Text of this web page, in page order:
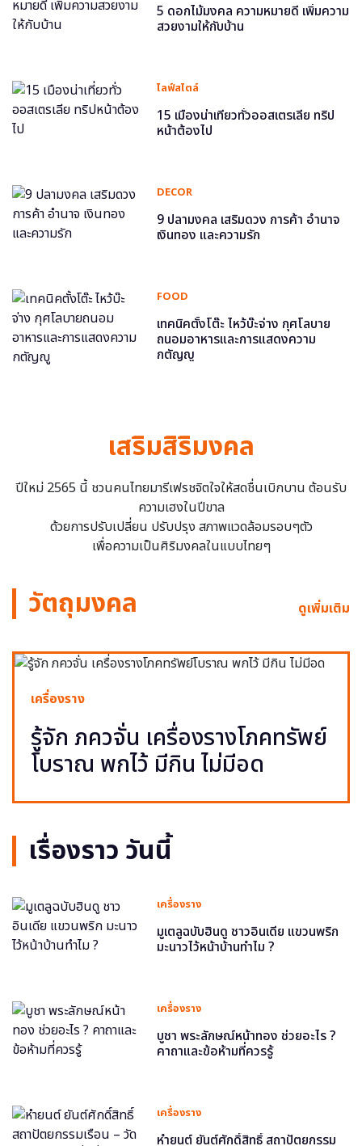
5 ดอกไม้มงคล ความหมายดี เพิ่มความ
สวยงามให้กับบ้าน
ไลฟ์สไตล์
15 เมืองน่าเที่ยวทั่วออสเตรเลีย ทริป
หน้าต้องไป
DECOR
9 ปลามงคล เสริมดวง การค้า อำนาจ
เงินทอง และความรัก
FOOD
เทคนิคตั้งโต๊ะ ไหว้บ๊ะจ่าง กุศโลบาย
ถนอมอาหารและการแสดงความ
กตัญญู
เสริมสิริมงคล
ปีใหม่ 2565 นี้ ชวนคนไทยมารีเฟรชจิตใจให้สดชื่นเบิกบาน ต้อนรับ
ความเฮงในปีขาล
ด้วยการปรับเปลี่ยน ปรับปรุง สภาพแวดล้อมรอบๆตัว
เพื่อความเป็นศิริมงคลในแบบไทยๆ
วัตถุมงคล ดูเพิ่มเติม
เครื่องราง
รู้จัก ภควจั่น เครื่องรางโภคทรัพย์
โบราณ พกไว้ มีกิน ไม่มีอด
เรื่องราว วันนี้
เครื่องราง
มูเตลูฉบับฮินดู ชาวอินเดีย แขวนพริก
มะนาวไว้หน้าบ้านทำไม ?
เครื่องราง
บูชา พระลักษณ์หน้าทอง ช่วยอะไร ?
คาถาและข้อห้ามที่ควรรู้
เครื่องราง
หำยนต์ ยันต์ศักดิ์สิทธิ์ สถาปัตยกรรม